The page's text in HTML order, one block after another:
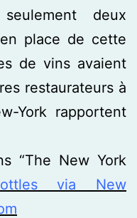
deux
place de cette
de vins avaient
restaurateurs à
York rapportent
“The New York
via New